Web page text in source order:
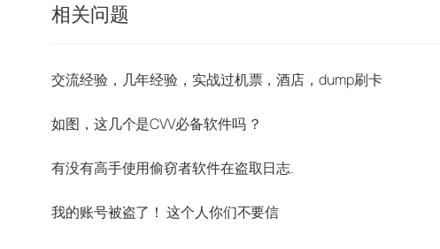
相关问题
交流经验，几年经验，实战过机票，酒店，dump刷卡
如图，这几个是CVV必备软件吗 ？
有没有高手使用偷窃者软件在盗取日志.
我的账号被盗了！ 这个人你们不要信